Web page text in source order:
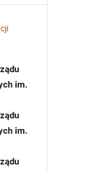
im.
im.